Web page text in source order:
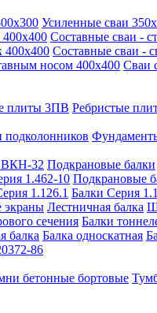
Усиленные сваи
Составные сваи -
400х400 Составные сваи -
носом 400х400 Сваи
плиты 3ПВ Ребристые
подколонников
ВКН-32 Подкрановые балки
1.462-10 Подкрановые
1.126.1 Балки Серия
экраны Лестничная балка
сечения Балки
балка Балка односкатная
86
бетонные бортовые